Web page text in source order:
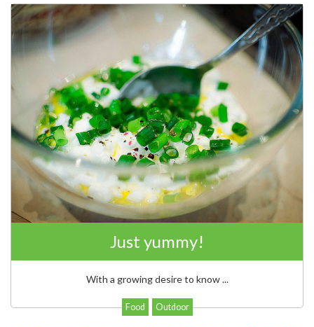
Just yummy!
With a growing desire to know ...
Food Outdoor